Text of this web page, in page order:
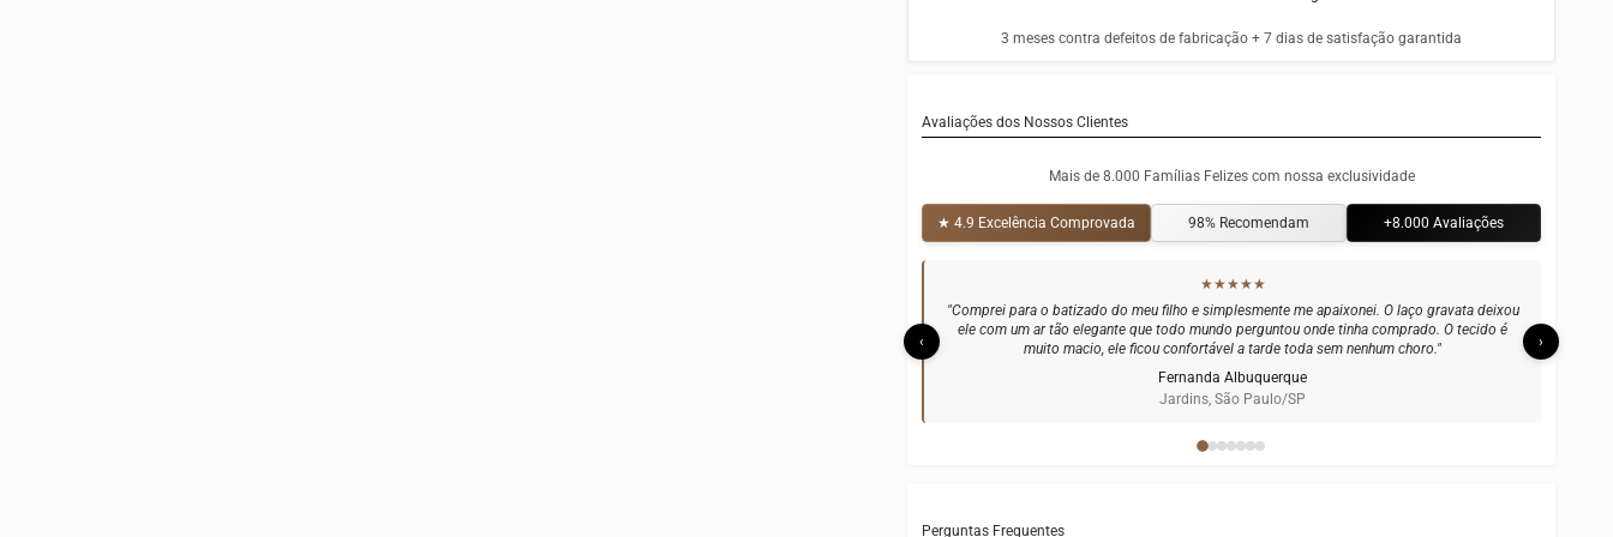
3 meses contra defeitos de fabricação + 7 dias de satisfação garantida
Avaliações dos Nossos Clientes
Mais de 8.000 Famílias Felizes com nossa exclusividade
★ 4.9 Excelência Comprovada 98% Recomendam +8.000 Avaliações
‹ ›
★★★★★
"Fiz um ensaio fotográfico com o meu bebê de 4 meses e o macacão ficou perfeito nas fotos.
O acabamento é impecável, nada de costura áspera ou etiqueta incomodando. Já encomendei
o próximo tamanho!"
Carolina Drummond
Leblon, Rio de Janeiro/RJ
Perguntas Frequentes